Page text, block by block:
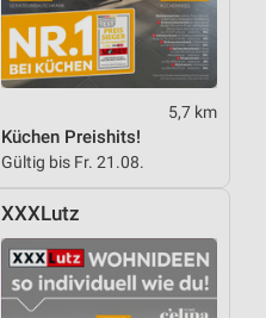
5,7 km
Küchen Preishits!
Gültig bis Fr. 21.08.
XXXLutz